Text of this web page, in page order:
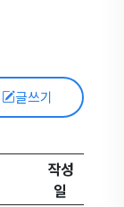
글쓰기
작성
일